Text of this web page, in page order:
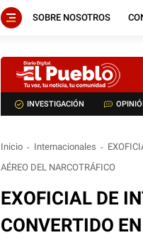
SOBRE NOSOTROS
INVESTIGACIÓN
Inicio Internacionales
AÉREO DEL NARCOTRÁFICO
EXOFICIAL DE
CONVERTIDO